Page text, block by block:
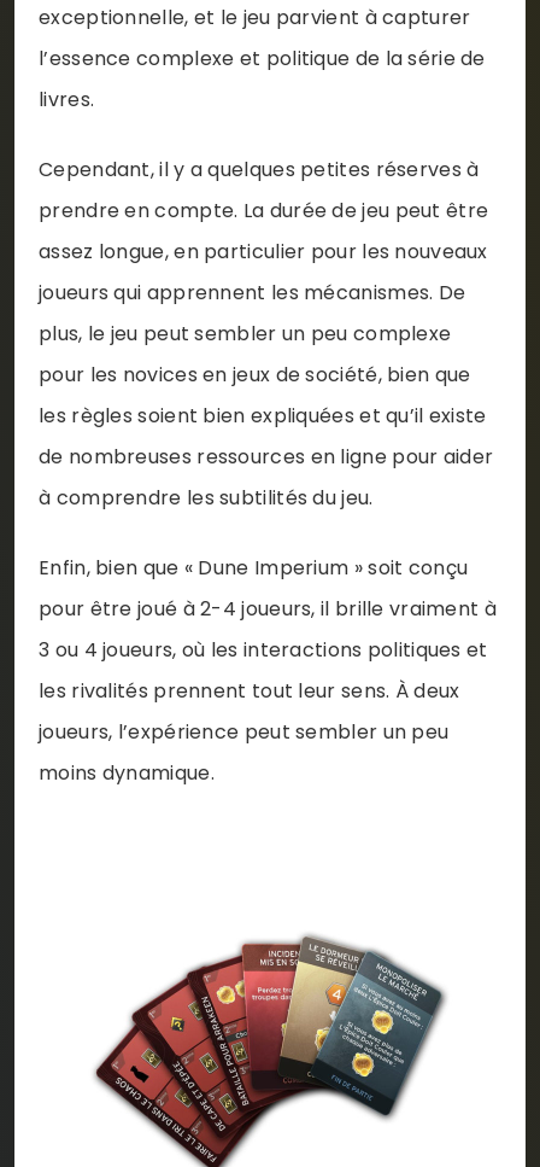
exceptionnelle, et le jeu parvient à capturer
l’essence complexe et politique de la série de
livres.
Cependant, il y a quelques petites réserves à
prendre en compte. La durée de jeu peut être
assez longue, en particulier pour les nouveaux
joueurs qui apprennent les mécanismes. De
plus, le jeu peut sembler un peu complexe
pour les novices en jeux de société, bien que
les règles soient bien expliquées et qu’il existe
de nombreuses ressources en ligne pour aider
à comprendre les subtilités du jeu.
Enfin, bien que « Dune Imperium » soit conçu
pour être joué à 2-4 joueurs, il brille vraiment à
3 ou 4 joueurs, où les interactions politiques et
les rivalités prennent tout leur sens. À deux
joueurs, l’expérience peut sembler un peu
moins dynamique.